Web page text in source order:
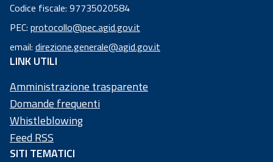
Codice fiscale: 97735020584
Codice
fiscale:
97
73
50
20
58
4
PEC: protocollo@pec.agid.gov.it
email: direzione.generale@agid.gov.it
LINK UTILI
Amministrazione trasparente
Domande frequenti
Whistleblowing
Feed RSS
SITI TEMATICI